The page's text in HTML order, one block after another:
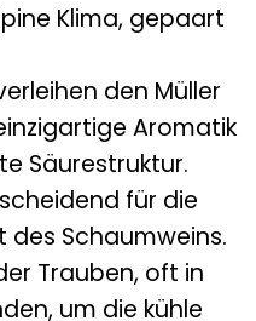
Klima, gepaart
den Müller
Aromatik
Säurestruktur.
für die
des Schaumweins.
Trauben, oft in
um die kühle